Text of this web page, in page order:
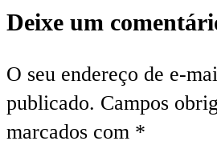
Deixe um
O seu endereço de e-
publicado. Campos
marcados com *